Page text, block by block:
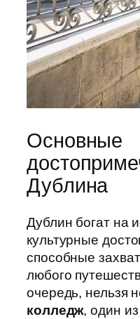
Основные
Дублина
Дублин богат на
культурные
способные
любого
очередь, нельзя
колледж, один